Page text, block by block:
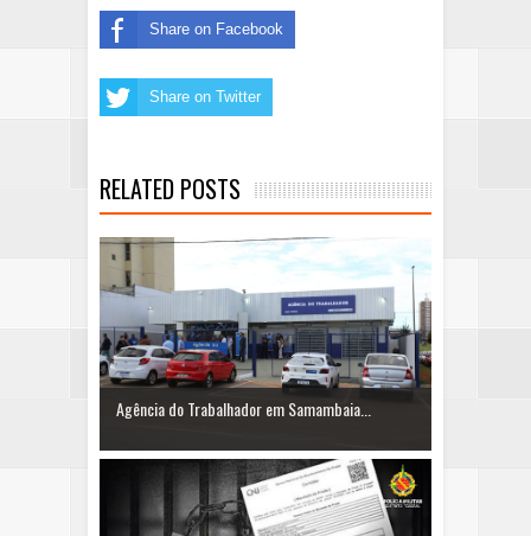
Share on Facebook
Share on Twitter
RELATED POSTS
Agência do Trabalhador em Samambaia...